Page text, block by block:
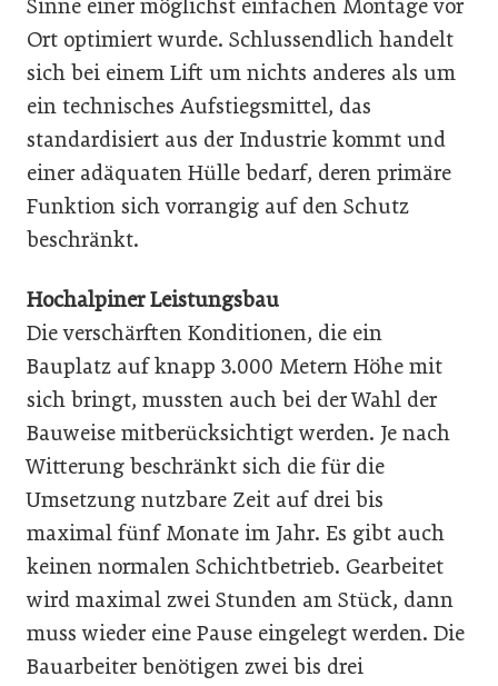
Sinne einer möglichst einfachen Montage vor
Ort optimiert wurde. Schlussendlich handelt
sich bei einem Lift um nichts anderes als um
ein technisches Aufstiegsmittel, das
standardisiert aus der Industrie kommt und
einer adäquaten Hülle bedarf, deren primäre
Funktion sich vorrangig auf den Schutz
beschränkt.
Hochalpiner Leistungsbau
Die verschärften Konditionen, die ein
Bauplatz auf knapp 3.000 Metern Höhe mit
sich bringt, mussten auch bei der Wahl der
Bauweise mitberücksichtigt werden. Je nach
Witterung beschränkt sich die für die
Umsetzung nutzbare Zeit auf drei bis
maximal fünf Monate im Jahr. Es gibt auch
keinen normalen Schichtbetrieb. Gearbeitet
wird maximal zwei Stunden am Stück, dann
muss wieder eine Pause eingelegt werden. Die
Bauarbeiter benötigen zwei bis drei